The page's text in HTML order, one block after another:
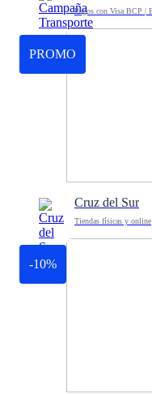
PROMO
Cruz del Sur
Tiendas físicas y online
-10%